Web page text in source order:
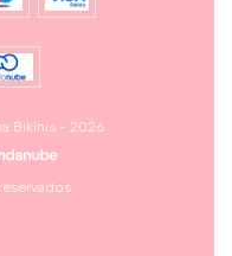
Bikinis - 2026